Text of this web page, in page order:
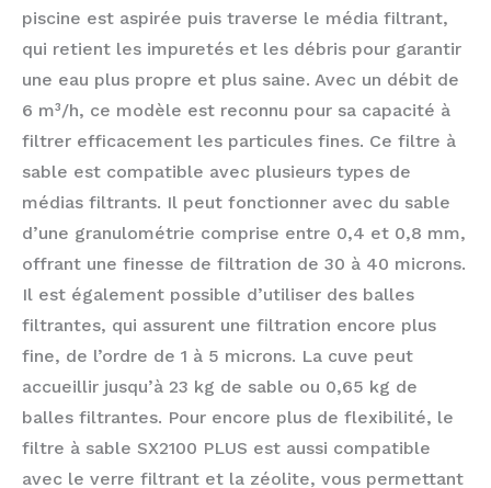
piscine est aspirée puis traverse le média filtrant,
qui retient les impuretés et les débris pour garantir
une eau plus propre et plus saine. Avec un débit de
6 m³/h, ce modèle est reconnu pour sa capacité à
filtrer efficacement les particules fines. Ce filtre à
sable est compatible avec plusieurs types de
médias filtrants. Il peut fonctionner avec du sable
d’une granulométrie comprise entre 0,4 et 0,8 mm,
offrant une finesse de filtration de 30 à 40 microns.
Il est également possible d’utiliser des balles
filtrantes, qui assurent une filtration encore plus
fine, de l’ordre de 1 à 5 microns. La cuve peut
accueillir jusqu’à 23 kg de sable ou 0,65 kg de
balles filtrantes. Pour encore plus de flexibilité, le
filtre à sable SX2100 PLUS est aussi compatible
avec le verre filtrant et la zéolite, vous permettant